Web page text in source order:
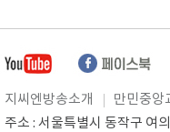
지씨엔방송소개 만민중앙
주소 : 서울특별시 동작구